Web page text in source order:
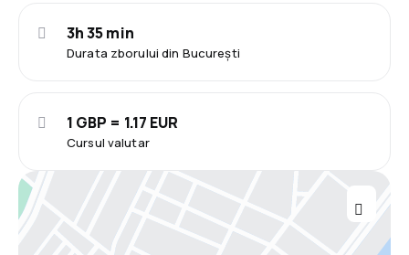
Durata zborului din București
3h 35 min
Cursul valutar
1 GBP = 1.17 EUR